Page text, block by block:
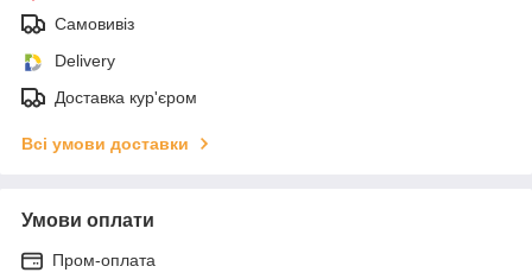
Самовивіз
Delivery
Доставка кур'єром
Всі умови доставки
Умови оплати
Пром-оплата